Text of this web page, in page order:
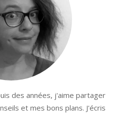
des années, j'aime partager
et mes bons plans. J'écris